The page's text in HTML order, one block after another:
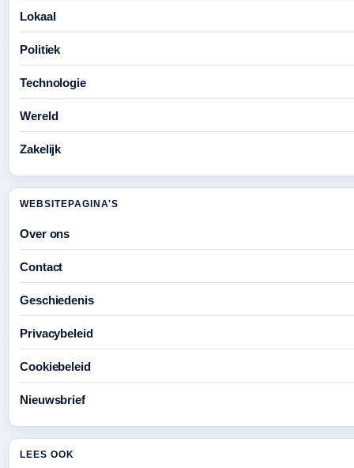
Lokaal
Politiek
Technologie
Wereld
Zakelijk
WEBSITEPAGINA'S
Over ons
Contact
Geschiedenis
Privacybeleid
Cookiebeleid
Nieuwsbrief
LEES OOK